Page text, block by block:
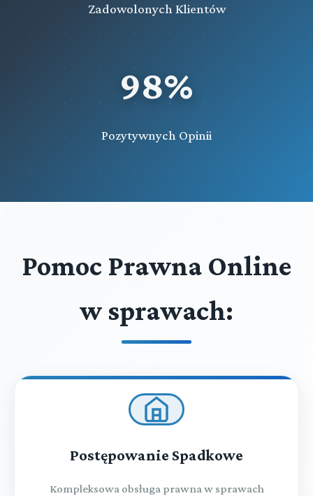
Zadowolonych Klientów
98%
Pozytywnych Opinii
Pomoc Prawna Online
w sprawach:
Postępowanie Spadkowe
Kompleksowa obsługa prawna w sprawach